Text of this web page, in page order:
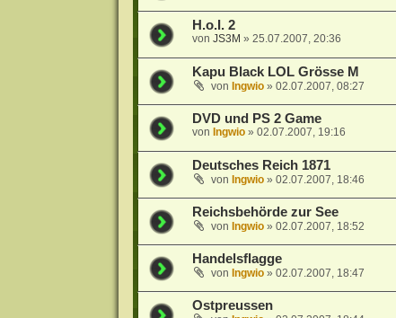
H.o.I. 2
von JS3M » 25.07.2007, 20:36
Kapu Black LOL Grösse M
von Ingwio» 02.07.2007, 08:27
DVD und PS 2 Game
von Ingwio» 02.07.2007, 19:16
Deutsches Reich 1871
von Ingwio» 02.07.2007, 18:46
Reichsbehörde zur See
von Ingwio» 02.07.2007, 18:52
Handelsflagge
von Ingwio» 02.07.2007, 18:47
Ostpreussen